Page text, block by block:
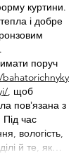
куртини.
і добре
поруч
, щоб
повʼязана з
час
вологість,
й те, як…